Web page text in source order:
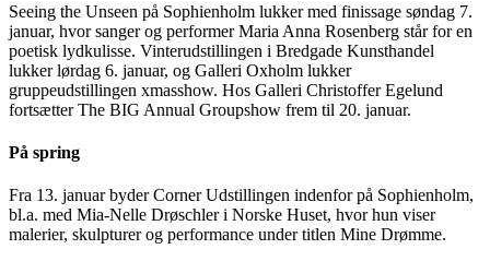
Seeing the Unseen på Sophienholm lukker med finissage søndag 7.
januar, hvor sanger og performer Maria Anna Rosenberg står for en
poetisk lydkulisse. Vinterudstillingen i Bredgade Kunsthandel
lukker lørdag 6. januar, og Galleri Oxholm lukker
gruppeudstillingen xmasshow. Hos Galleri Christoffer Egelund
fortsætter The BIG Annual Groupshow frem til 20. januar.
På spring
Fra 13. januar byder Corner Udstillingen indenfor på Sophienholm,
bl.a. med Mia-Nelle Drøschler i Norske Huset, hvor hun viser
malerier, skulpturer og performance under titlen Mine Drømme.